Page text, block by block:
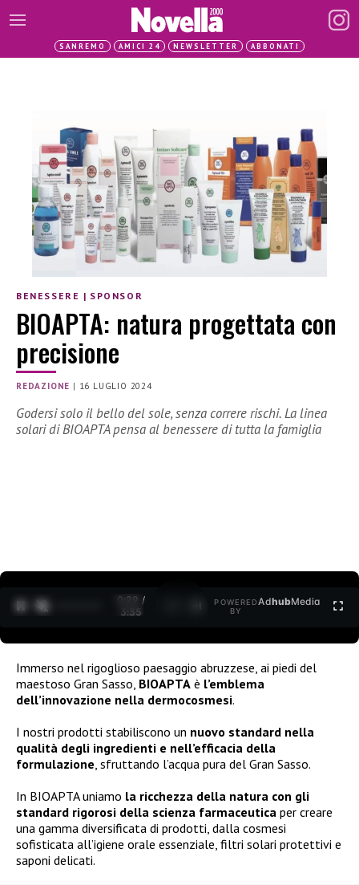
SANREMO AMICI 24 NEWSLETTER ABBONATI
BENESSERE | SPONSOR
BIOAPTA: natura progettata con
precisione
REDAZIONE | 16 LUGLIO 2024
Godersi solo il bello del sole, senza correre rischi. La linea
solari di BIOAPTA pensa al benessere di tutta la famiglia
0:30 /
3:35
POWERED
BY
AdhubMedia
Immerso nel rigoglioso paesaggio abruzzese, ai piedi del
maestoso Gran Sasso, BIOAPTA è l’emblema
dell’innovazione nella dermocosmesi.
I nostri prodotti stabiliscono un nuovo standard nella
qualità degli ingredienti e nell’efficacia della
formulazione , sfruttando l’acqua pura del Gran Sasso.
In BIOAPTA uniamo la ricchezza della natura con gli
standard rigorosi della scienza farmaceutica per creare
una gamma diversificata di prodotti, dalla cosmesi
sofisticata all’igiene orale essenziale, filtri solari protettivi e
saponi delicati.